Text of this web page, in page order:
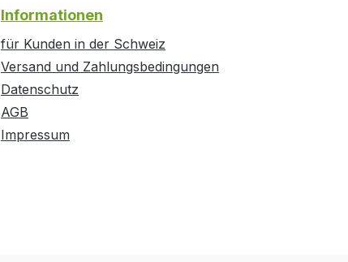
Informationen
für Kunden in der Schweiz
Versand und Zahlungsbedingungen
Datenschutz
AGB
Impressum